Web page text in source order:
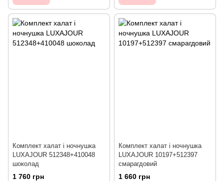
Комплект халат і ночнушка
LUXAJOUR 512348+410048
шоколад
1 760 грн
Комплект халат і ночнушка
LUXAJOUR 10197+512397
смарагдовий
1 660 грн